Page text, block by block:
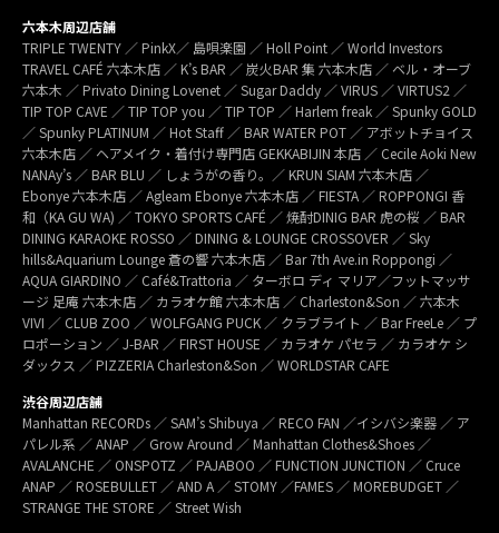
六本木周辺店舗
TRIPLE TWENTY ／ PinkX／ 島唄楽園 ／ Holl Point ／ World Investors
TRAVEL CAFÉ 六本木店 ／ K’s BAR ／ 炭火BAR 集 六本木店 ／ ベル・オーブ
六本木 ／ Privato Dining Lovenet ／ Sugar Daddy ／ VIRUS ／ VIRTUS2 ／
TIP TOP CAVE ／ TIP TOP you ／ TIP TOP ／ Harlem freak ／ Spunky GOLD
／ Spunky PLATINUM ／ Hot Staff ／ BAR WATER POT ／ アボットチョイス
六本木店 ／ ヘアメイク・着付け専門店 GEKKABIJIN 本店 ／ Cecile Aoki New
NANAy’s ／ BAR BLU ／ しょうがの香り。／ KRUN SIAM 六本木店 ／
Ebonye 六本木店 ／ Agleam Ebonye 六本木店 ／ FIESTA ／ ROPPONGI 香
和（KA GU WA) ／ TOKYO SPORTS CAFÉ ／ 焼酎DINIG BAR 虎の桜 ／ BAR
DINING KARAOKE ROSSO ／ DINING & LOUNGE CROSSOVER ／ Sky
hills&Aquarium Lounge 蒼の響 六本木店 ／ Bar 7th Ave.in Roppongi ／
AQUA GIARDINO ／ Café&Trattoria ／ ターボロ ディ マリア／フットマッサ
ージ 足庵 六本木店 ／ カラオケ館 六本木店 ／ Charleston&Son ／ 六本木
VIVI ／ CLUB ZOO ／ WOLFGANG PUCK ／ クラブライト ／ Bar FreeLe ／ プ
ロポーション ／ J-BAR ／ FIRST HOUSE ／ カラオケ パセラ ／ カラオケ シ
ダックス ／ PIZZERIA Charleston&Son ／ WORLDSTAR CAFE
渋谷周辺店舗
Manhattan RECORDs ／ SAM’s Shibuya ／ RECO FAN ／イシバシ楽器 ／ ア
パレル系 ／ ANAP ／ Grow Around ／ Manhattan Clothes&Shoes ／
AVALANCHE ／ ONSPOTZ ／ PAJABOO ／ FUNCTION JUNCTION ／ Cruce
ANAP ／ ROSEBULLET ／ AND A ／ STOMY ／FAMES ／ MOREBUDGET ／
STRANGE THE STORE ／ Street Wish